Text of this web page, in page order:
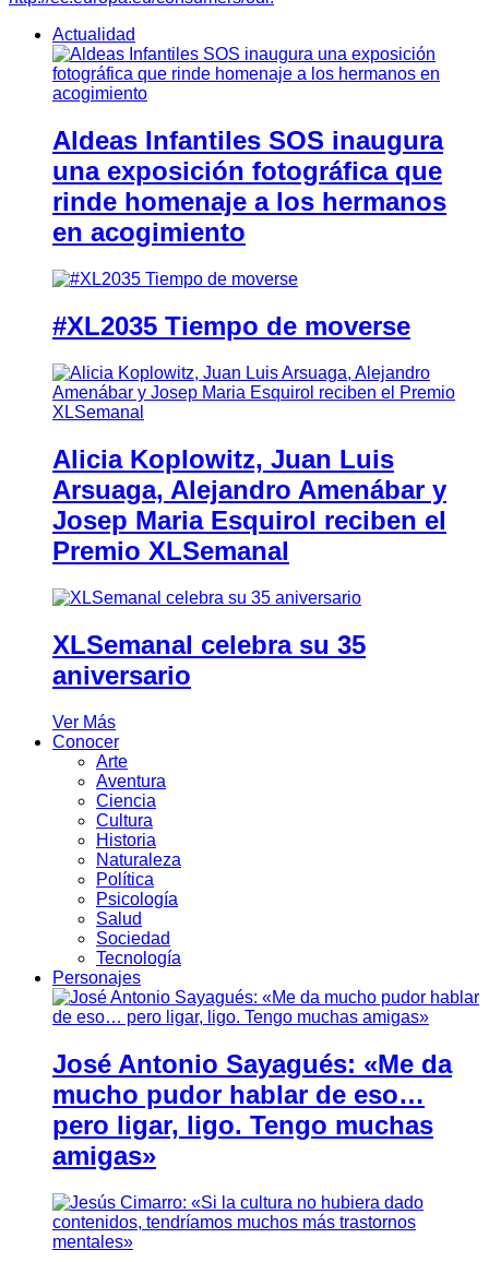
Actualidad
Aldeas Infantiles SOS inaugura
una exposición fotográfica que
rinde homenaje a los hermanos
en acogimiento
#XL2035 Tiempo de moverse
Alicia Koplowitz, Juan Luis
Arsuaga, Alejandro Amenábar y
Josep Maria Esquirol reciben el
Premio XLSemanal
XLSemanal celebra su 35
aniversario
Ver Más
Conocer
Arte
Aventura
Ciencia
Cultura
Historia
Naturaleza
Política
Psicología
Salud
Sociedad
Tecnología
Personajes
José Antonio Sayagués: «Me da
mucho pudor hablar de eso…
pero ligar, ligo. Tengo muchas
amigas»